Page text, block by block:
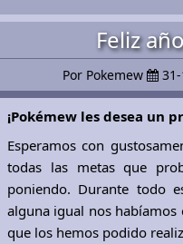
Feliz
Por Pokemew 31-
¡Pokémew les desea un
Esperamos con
todas las metas que
poniendo. Durante todo
alguna igual nos habíamos
que los hemos podido